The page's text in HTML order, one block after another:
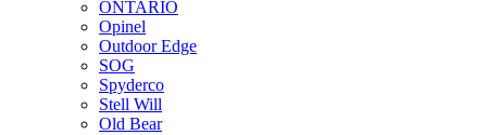
ONTARIO
Opinel
Outdoor Edge
SOG
Spyderco
Stell Will
Old Bear